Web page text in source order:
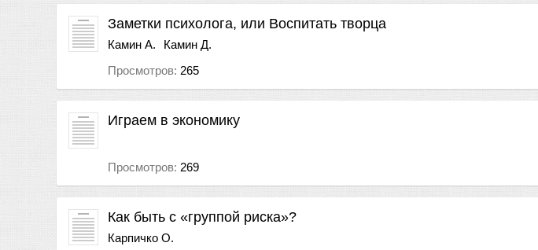
Заметки психолога, или Воспитать творца
Камин А.
Камин Д.
Просмотров: 265
Играем в экономику
Просмотров: 269
Как быть с «группой риска»?
Карпичко О.